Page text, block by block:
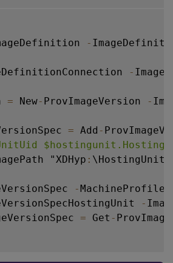
-
-
= New- ProvImageVersion -
= Add -
"XDHyp :
-MachineProfile
-
= Get -